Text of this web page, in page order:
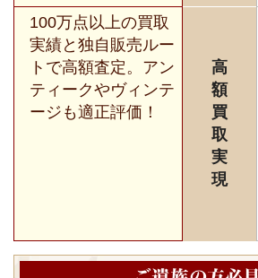
100万点以上の買取
実績と独自販売ルー
トで高額査定。アン
ティークやヴィンテ
ージも適正評価！
高
額
買
取
実
現